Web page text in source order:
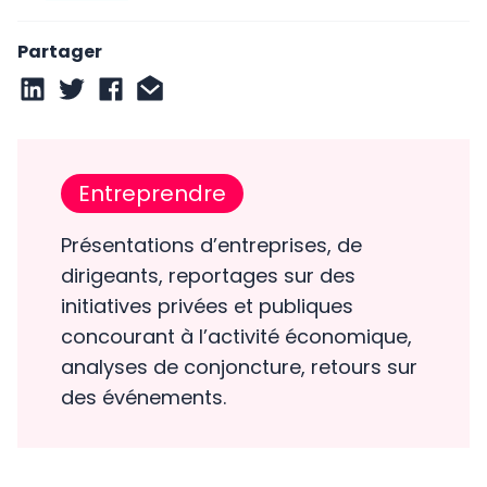
Partager
Entreprendre
Présentations d’entreprises, de
dirigeants, reportages sur des
initiatives privées et publiques
concourant à l’activité économique,
analyses de conjoncture, retours sur
des événements.